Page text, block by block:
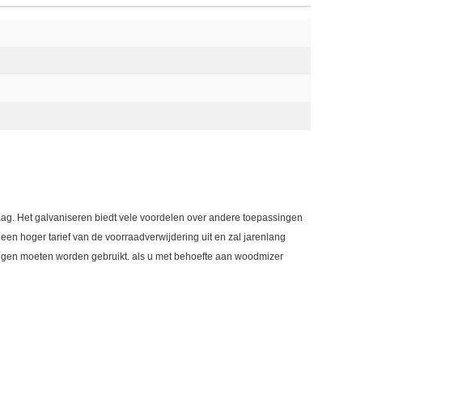
Het galvaniseren biedt vele voordelen over andere toepassingen
hoger tarief van de voorraadverwijdering uit en zal jarenlang
moeten worden gebruikt. als u met behoefte aan woodmizer